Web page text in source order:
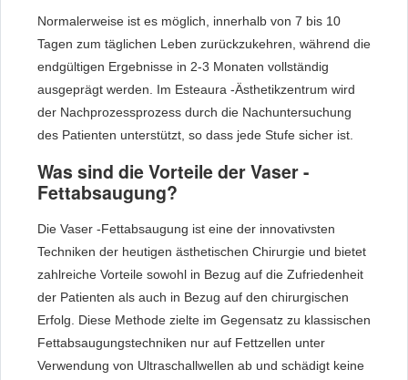
Normalerweise ist es möglich, innerhalb von 7 bis 10
Tagen zum täglichen Leben zurückzukehren, während die
endgültigen Ergebnisse in 2-3 Monaten vollständig
ausgeprägt werden. Im Esteaura -Ästhetikzentrum wird
der Nachprozessprozess durch die Nachuntersuchung
des Patienten unterstützt, so dass jede Stufe sicher ist.
Was sind die Vorteile der Vaser -
Fettabsaugung?
Die Vaser -Fettabsaugung ist eine der innovativsten
Techniken der heutigen ästhetischen Chirurgie und bietet
zahlreiche Vorteile sowohl in Bezug auf die Zufriedenheit
der Patienten als auch in Bezug auf den chirurgischen
Erfolg. Diese Methode zielte im Gegensatz zu klassischen
Fettabsaugungstechniken nur auf Fettzellen unter
Verwendung von Ultraschallwellen ab und schädigt keine